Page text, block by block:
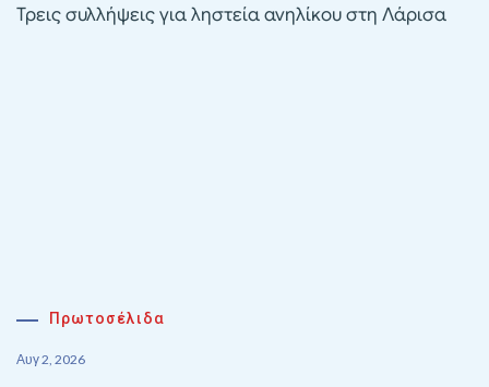
Τρεις συλλήψεις για ληστεία ανηλίκου στη Λάρισα
Πρωτοσέλιδα
Αυγ 2, 2026